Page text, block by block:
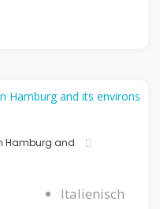
Hamburg and
Italienisch